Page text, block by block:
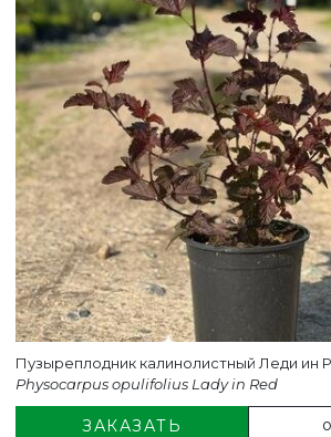
Пузыреплодник калинолистный Леди ин
Physocarpus opulifolius Lady in Red
ЗАКАЗАТЬ